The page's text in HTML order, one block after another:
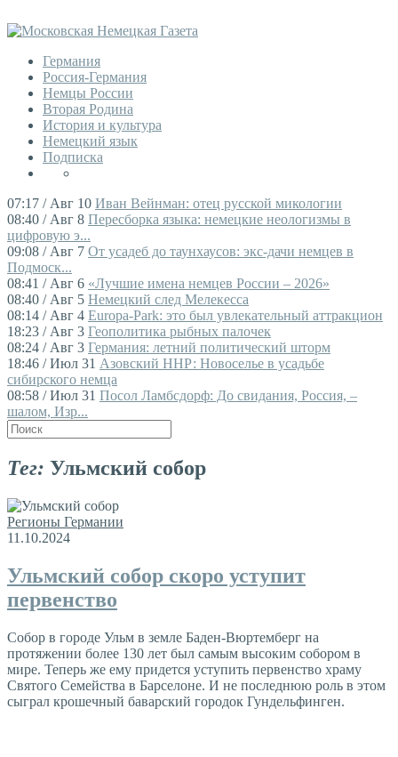
Германия
Россия-Германия
Немцы России
Вторая Родина
История и культура
Немецкий язык
Подписка
07:17 / Авг 10 Иван Вейнман: отец русской микологии
08:40 / Авг 8 Пересборка языка: немецкие неологизмы в
цифровую э...
09:08 / Авг 7 От усадеб до таунхаусов: экс-дачи немцев в
Подмоск...
08:41 / Авг 6 «Лучшие имена немцев России – 2026»
08:40 / Авг 5 Немецкий след Мелекесса
08:14 / Авг 4 Europa-Park: это был увлекательный аттракцион
18:23 / Авг 3 Геополитика рыбных палочек
08:24 / Авг 3 Германия: летний политический шторм
18:46 / Июл 31 Азовский ННР: Новоселье в усадьбе
сибирского немца
08:58 / Июл 31 Посол Ламбсдорф: До свидания, Россия, –
шалом, Изр...
Тег: Ульмский собор
Регионы Германии
11.10.2024
Ульмский собор скоро уступит
первенство
Собор в городе Ульм в земле Баден-Вюртемберг на
протяжении более 130 лет был самым высоким собором в
мире. Теперь же ему придется уступить первенство храму
Святого Семейства в Барселоне. И не последнюю роль в этом
сыграл крошечный баварский городок Гундельфинген.